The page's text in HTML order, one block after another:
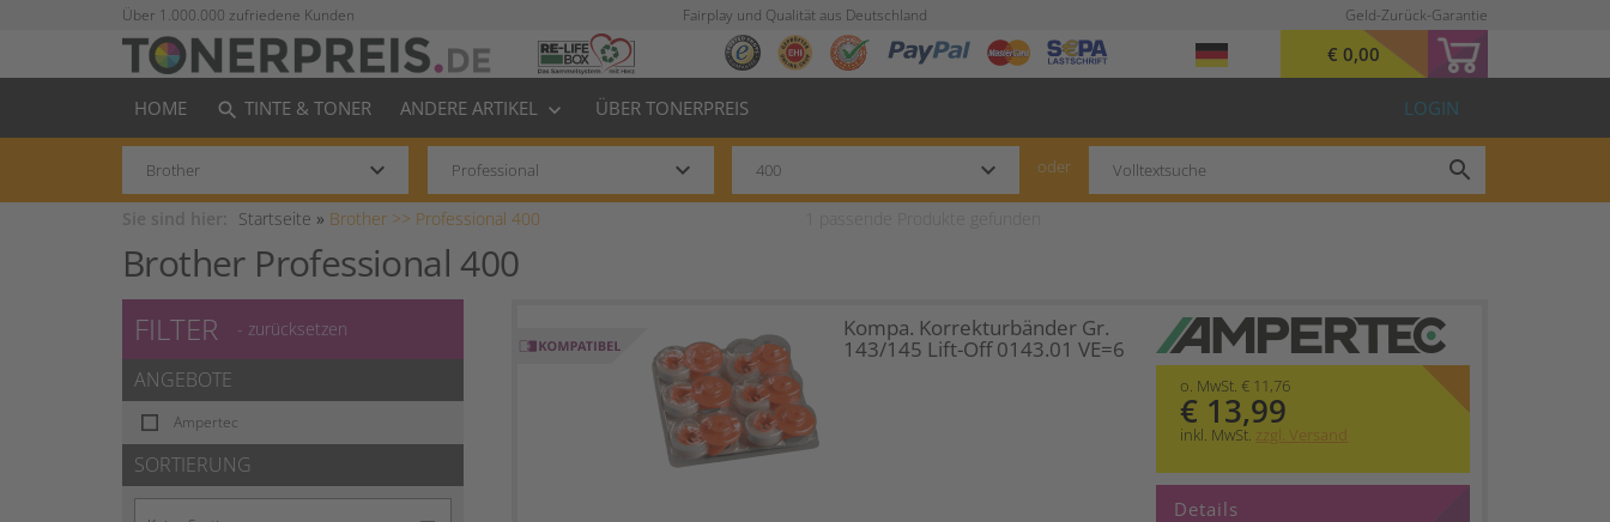
Über 1.000.000 zufriedene Kunden Fairplay und Qualität aus Deutschland Geld-Zurück-Garantie
€ 0,00
HOME search TINTE & TONER ANDERE ARTIKEL keyboard_arrow_down ÜBER TONERPREIS LOGIN
keyboard_arrow_down keyboard_arrow_down keyboard_arrow_down oder search
Startseite » Brother >> Professional 400
Brother Professional 400
FILTER - zurücksetzen
ANGEBOTE
Ampertec
SORTIERUNG
Kompa. Korrekturbänder Gr.
143/145 Lift-Off 0143.01 VE=6
o. MwSt. € 11,76
€ 13,99
inkl. MwSt. zzgl. Versand
Details